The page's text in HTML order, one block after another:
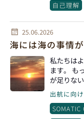
自己理解
25.06.2026
海には海の事情
私たちは
ます。 も
が足りな
出航に向
SOMATIC